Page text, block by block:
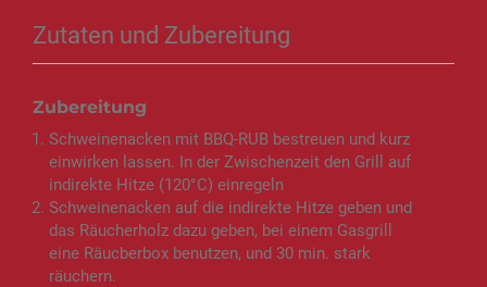
Zutaten und Zubereitung
Zubereitung
Schweinenacken mit BBQ-RUB bestreuen und kurz
einwirken lassen. In der Zwischenzeit den Grill auf
indirekte Hitze (120°C) einregeln
Schweinenacken auf die indirekte Hitze geben und
das Räucherholz dazu geben, bei einem Gasgrill
eine Räucberbox benutzen, und 30 min. stark
räuchern.